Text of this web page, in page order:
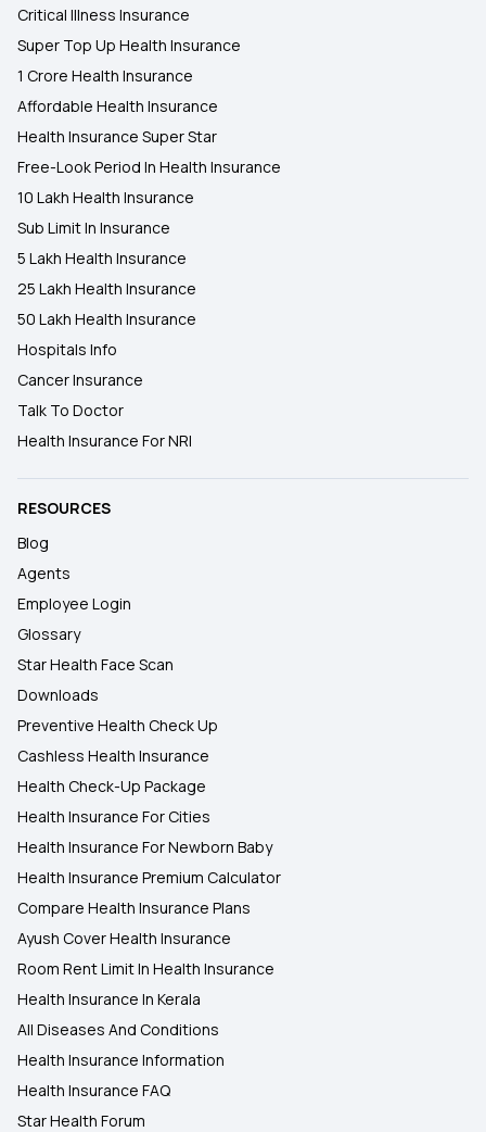
Critical Illness Insurance
Super Top Up Health Insurance
1 Crore Health Insurance
Affordable Health Insurance
Health Insurance Super Star
Free-Look Period In Health Insurance
10 Lakh Health Insurance
Sub Limit In Insurance
5 Lakh Health Insurance
25 Lakh Health Insurance
50 Lakh Health Insurance
Hospitals Info
Cancer Insurance
Talk To Doctor
Health Insurance For NRI
RESOURCES
Blog
Agents
Employee Login
Glossary
Star Health Face Scan
Downloads
Preventive Health Check Up
Cashless Health Insurance
Health Check-Up Package
Health Insurance For Cities
Health Insurance For Newborn Baby
Health Insurance Premium Calculator
Compare Health Insurance Plans
Ayush Cover Health Insurance
Room Rent Limit In Health Insurance
Health Insurance In Kerala
All Diseases And Conditions
Health Insurance Information
Health Insurance FAQ
Star Health Forum